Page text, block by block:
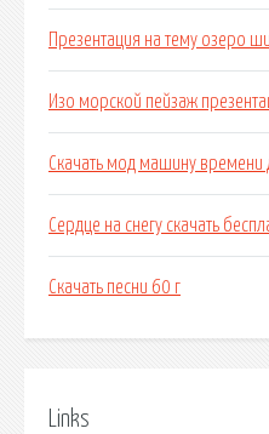
Презентация на тему озеро
Изо морской пейзаж
Скачать мод машину времени
Сердце на снегу скачать
Скачать песни 60 г
Links